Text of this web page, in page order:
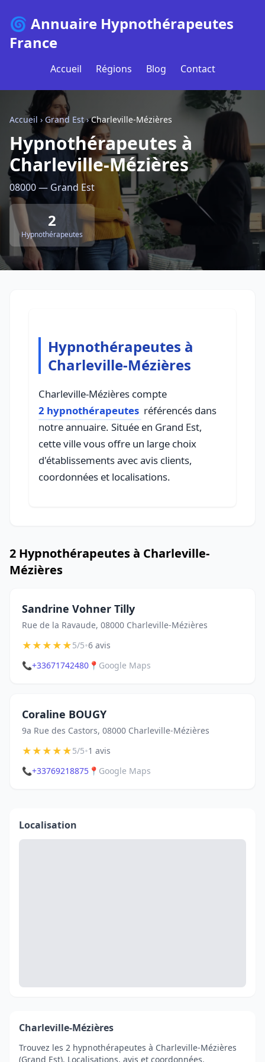
🌀 Annuaire Hypnothérapeutes
France
Accueil Régions Blog Contact
Accueil › Grand Est›Charleville-Mézières
Hypnothérapeutes à
Charleville-Mézières
08000 — Grand Est
2
Hypnothérapeutes
Hypnothérapeutes à
Charleville-Mézières
Charleville-Mézières compte
2 hypnothérapeutes référencés dans
notre annuaire. Située en Grand Est,
cette ville vous offre un large choix
d'établissements avec avis clients,
coordonnées et localisations.
2 Hypnothérapeutes à Charleville-
Mézières
Sandrine Vohner Tilly
Rue de la Ravaude, 08000 Charleville-Mézières
★★★★★5/5•6 avis
📞+33671742480 📍 Google Maps
Coraline BOUGY
9a Rue des Castors, 08000 Charleville-Mézières
★★★★★5/5•1 avis
📞+33769218875 📍 Google Maps
Localisation
Charleville-Mézières
Trouvez les 2 hypnothérapeutes à Charleville-Mézières
(Grand Est). Localisations, avis et coordonnées.